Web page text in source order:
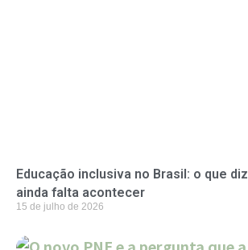
Educação inclusiva no Brasil: o que
ainda falta acontecer
15 de julho de 2026